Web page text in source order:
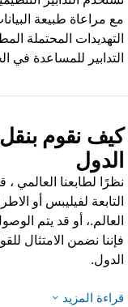
مراعاة طبيعة
المحتملة
للمساعدة في
نقوم بنقل
لطابعنا العالمي ،
لفيليبس أو
أو قد يتم
نضمن الامتثال
المزيد